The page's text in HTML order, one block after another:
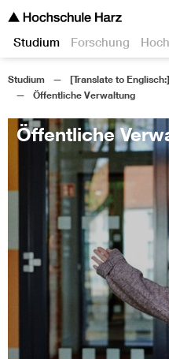
Studium Forschung
Studium
[Translate to
Öffentliche Verwaltung
Öffentliche